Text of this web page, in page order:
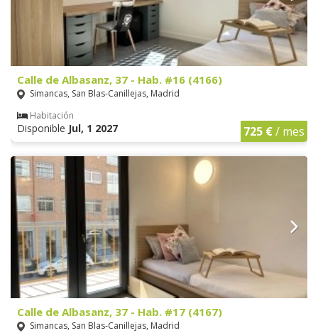
Calle de Albasanz, 37 - Hab. #16 (4166)
Simancas, San Blas-Canillejas, Madrid
Habitación
Disponible Jul, 1 2027 725 €/ mes
Calle de Albasanz, 37 - Hab. #17 (4167)
Simancas, San Blas-Canillejas, Madrid